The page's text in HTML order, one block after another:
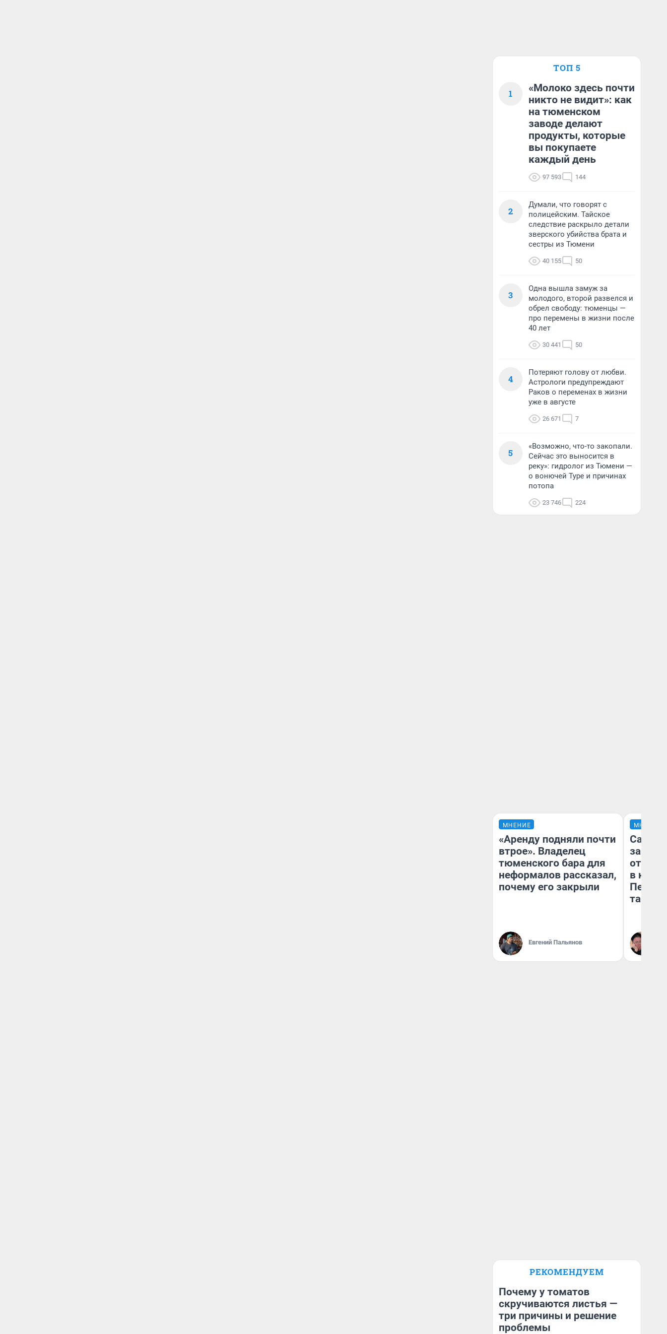
ТОП 5
1
«Молоко здесь почти
никто не видит»: как
на тюменском
заводе делают
продукты, которые
вы покупаете
каждый день
97 593 144
2
Думали, что говорят с
полицейским. Тайское
следствие раскрыло детали
зверского убийства брата и
сестры из Тюмени
40 155 50
3
Одна вышла замуж за
молодого, второй развелся и
обрел свободу: тюменцы —
про перемены в жизни после
40 лет
30 441 50
4
Потеряют голову от любви.
Астрологи предупреждают
Раков о переменах в жизни
уже в августе
26 671 7
5
«Возможно, что-то закопали.
Сейчас это выносится в
реку»: гидролог из Тюмени —
о вонючей Туре и причинах
потопа
23 746 224
МНЕНИЕ
«Аренду подняли почти
втрое». Владелец
тюменского бара для
неформалов рассказал,
почему его закрыли
Евгений Пальянов
МНЕНИЕ
Самая
в
там
РЕКОМЕНДУЕМ
Почему у томатов
скручиваются листья —
три причины и решение
проблемы